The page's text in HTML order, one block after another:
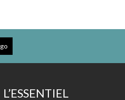
L’ESSENTIEL